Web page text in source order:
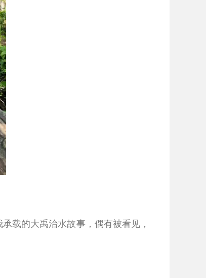
载的大禹治水故事，偶有被看见，